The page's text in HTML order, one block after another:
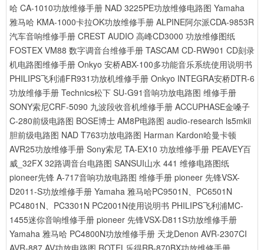
哈 CA-1010功放维修手册 NAD 3225PE功放维修电路图 Yamaha
雅马哈 KMA-1000卡拉OK功放维修手册 ALPINE阿尔派CDA-9853R
汽车音响维修手册 CREST AUDIO 高峰CD3000 功放维修图纸
FOSTEX VM88 数字调音台维修手册 TASCAM CD-RW901 CD刻录
机电路图维修手册 Onkyo 安桥ABX-100多功能音乐系统使用说明书
PHILIPS飞利浦FR931功放机维修手册 Onkyo INTEGRA安桥DTR-6
功放维修手册 Technics松下 SU-G91音响功放电路图 维修手册
SONY索尼CRF-5090 九波段收音机维修手册 ACCUPHASE金嗓子
C-280前级电路图 BOSE博士 AM8P电路图 audio-research ls5mkii
胆前级电路图 NAD T763功放电路图 Harman Kardon哈曼卡顿
AVR25功放维修手册 Sony索尼 TA-EX10 功放维修手册 PEAVEY百
威_32FX 32路调音台电路图 SANSUI山水 441 维修电路图纸
pioneer先锋 A-717音响功放电路图 维修手册 pioneer 先锋VSX-
D2011-S功放维修手册 Yamaha 雅马哈PC9501N、PC6501N
PC4801N、PC3301N PC2001N使用说明书 PHILIPS飞利浦MC-
1455迷你音响维修手册 pioneer 先锋VSX-D811S功放维修手册
Yamaha 雅马哈 PC4800N功放维修手册 天龙Denon AVR-2307CI
AVR-887 AV功放电路图 ROTEL乐得RB-870BX功放维修手册